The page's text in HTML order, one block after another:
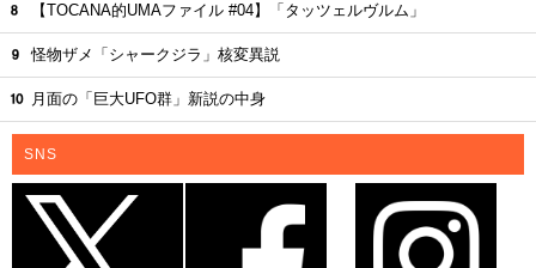
【TOCANA的UMAファイル #04】「タッツェルヴルム」
怪物ザメ「シャークジラ」核変異説
月面の「巨大UFO群」新説の中身
SNS